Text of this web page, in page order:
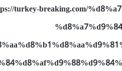
turkey-breaking.com/